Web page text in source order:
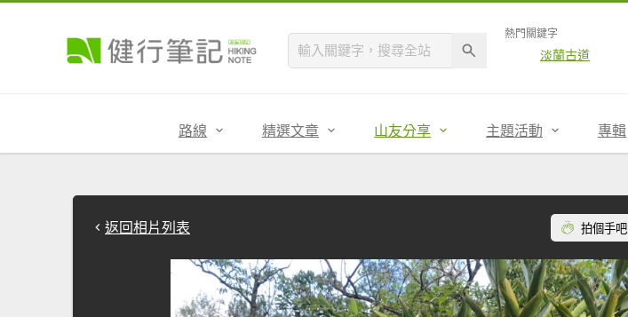
熱門關鍵字
淡蘭古道
路線 精選文章 山友分享 主題活動 專輯
返回相片列表 拍個手吧